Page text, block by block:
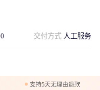
0 交付方式 人工服务
支持5天无理由退款